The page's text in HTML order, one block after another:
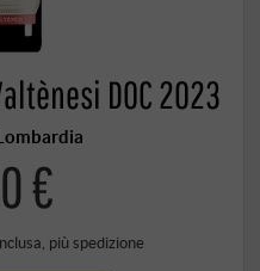
DOC 2023
€
, più spedizione